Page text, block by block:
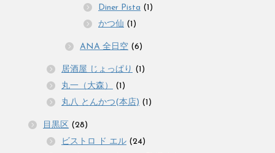
Diner Pista (1)
かつ仙 (1)
ANA 全日空 (6)
居酒屋 じょっぱり (1)
丸一（大森）
(1)
丸八 とんかつ(本店) (1)
目黒区 (28)
ビストロ ド エル (24)